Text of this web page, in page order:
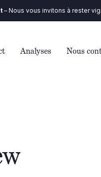
invitons à rester vigilants
Analyses Nous